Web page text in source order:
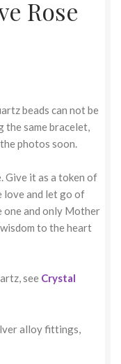
Rose
beads can not be
the same bracelet,
photos soon.
Give it as a token of
love and let go of
one and only Mother
to the heart
see Crystal
alloy fittings,